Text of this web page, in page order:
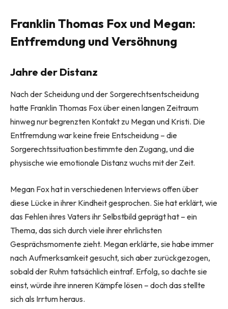
Franklin Thomas Fox und Megan:
Entfremdung und Versöhnung
Jahre der Distanz
Nach der Scheidung und der Sorgerechtsentscheidung
hatte Franklin Thomas Fox über einen langen Zeitraum
hinweg nur begrenzten Kontakt zu Megan und Kristi. Die
Entfremdung war keine freie Entscheidung – die
Sorgerechtssituation bestimmte den Zugang, und die
physische wie emotionale Distanz wuchs mit der Zeit.
Megan Fox hat in verschiedenen Interviews offen über
diese Lücke in ihrer Kindheit gesprochen. Sie hat erklärt, wie
das Fehlen ihres Vaters ihr Selbstbild geprägt hat – ein
Thema, das sich durch viele ihrer ehrlichsten
Gesprächsmomente zieht. Megan erklärte, sie habe immer
nach Aufmerksamkeit gesucht, sich aber zurückgezogen,
sobald der Ruhm tatsächlich eintraf. Erfolg, so dachte sie
einst, würde ihre inneren Kämpfe lösen – doch das stellte
sich als Irrtum heraus.